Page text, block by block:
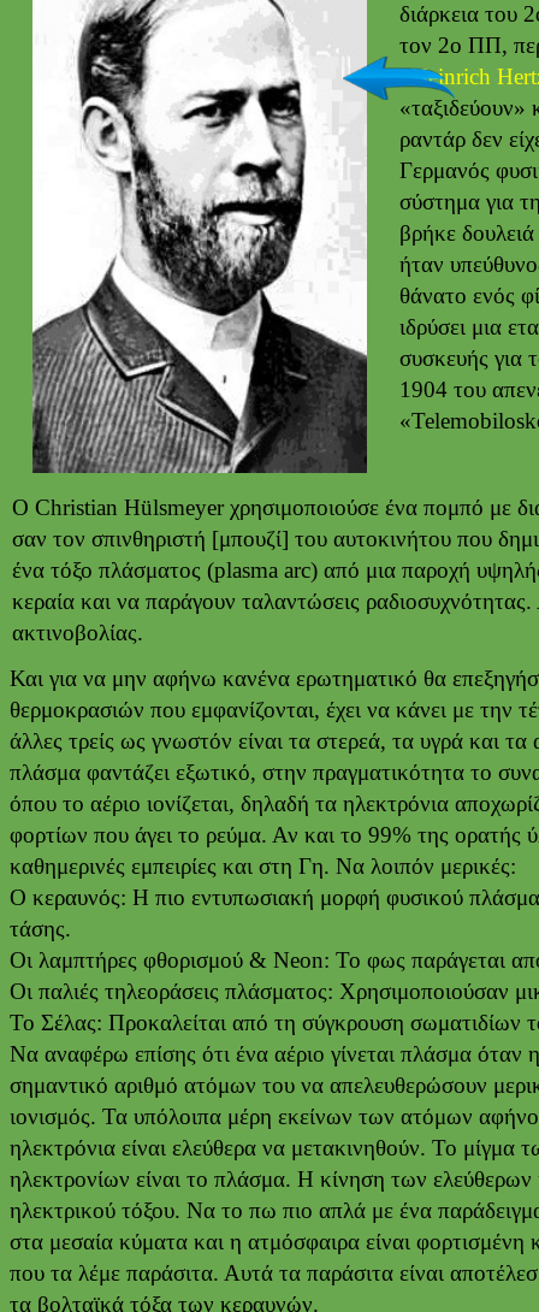
διάρκεια του
τον 2ο ΠΠ,
Heinrich
ραντάρ δεν
Γερμανός
σύστημα για
βρήκε
ήταν
θάνατο ενός
ιδρύσει μια
συσκευής για
1904 του
Και για να μην αφήνω κανένα ερωτηματικό θα
θερμοκρασιών που εμφανίζονται, έχει να κάνει με
άλλες τρείς ως γνωστόν είναι τα στερεά, τα υγρά και
πλάσμα φαντάζει εξωτικό, στην πραγματικότητα το
όπου το αέριο ιονίζεται, δηλαδή τα ηλεκτρόνια
φορτίων που άγει το ρεύμα. Αν και το 99% της
καθημερινές εμπειρίες και στη Γη. Να λοιπόν μερικές:
Ο κεραυνός: Η πιο εντυπωσιακή μορφή φυσικού
τάσης.
Οι λαμπτήρες φθορισμού & Neon: Το φως παράγεται
Οι παλιές τηλεοράσεις πλάσματος: Χρησιμοποιούσαν
Το Σέλας: Προκαλείται από τη σύγκρουση σωματιδίων
Να αναφέρω επίσης ότι ένα αέριο γίνεται πλάσμα όταν
σημαντικό αριθμό ατόμων του να απελευθερώσουν
ιονισμός. Τα υπόλοιπα μέρη εκείνων των ατόμων
ηλεκτρόνια είναι ελεύθερα να μετακινηθούν. Το
ηλεκτρονίων είναι το πλάσμα. Η κίνηση των ελεύθερων
ηλεκτρικού τόξου. Να το πω πιο απλά με ένα
στα μεσαία κύματα και η ατμόσφαιρα είναι
που τα λέμε παράσιτα. Αυτά τα παράσιτα είναι
τα βολταϊκά τόξα των κεραυνών.
Ο Christian Hülsmeyer χρησιμοποιούσε ένα πομπό με
σαν τον σπινθηριστή [μπουζί] του αυτοκινήτου που
ένα τόξο πλάσματος (plasma arc) από μια παροχή
κεραία και να παράγουν ταλαντώσεις
ακτινοβολίας.